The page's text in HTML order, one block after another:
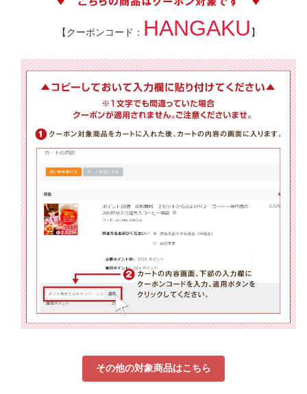
【クーポンコード： HANGAKU 】
その他の対象商品はこちら